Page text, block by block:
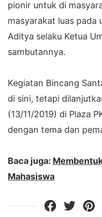
pionir untuk di
masyarakat luas pada
Aditya selaku Ketua
sambutannya.⁣
Kegiatan Bincang
di sini, tetapi
(13/11/2019) di Plaza
dengan tema dan
Baca juga:
Mahasiswa